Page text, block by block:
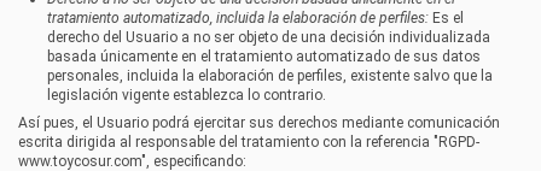
tratamiento automatizado, incluida la elaboración de perfiles: Es el
derecho del Usuario a no ser objeto de una decisión individualizada
basada únicamente en el tratamiento automatizado de sus datos
personales, incluida la elaboración de perfiles, existente salvo que la
legislación vigente establezca lo contrario.
Así pues, el Usuario podrá ejercitar sus derechos mediante comunicación
escrita dirigida al responsable del tratamiento con la referencia "RGPD-
www.toycosur.com", especificando: